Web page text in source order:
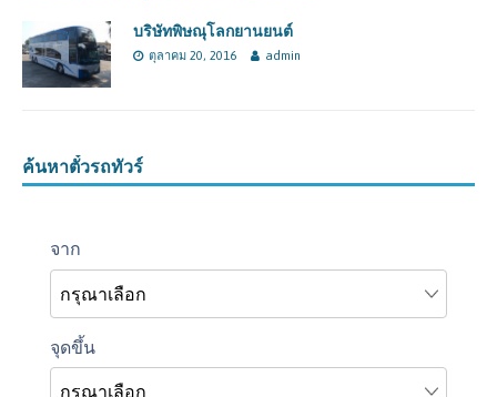
บริษัทพิษณุโลกยานยนต์
ตุลาคม 20, 2016 admin
ค้นหาตั๋วรถทัวร์